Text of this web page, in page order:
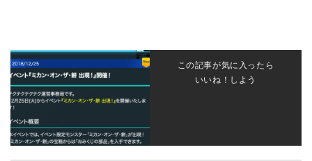
この記事が気に入ったら
いいね！しよう